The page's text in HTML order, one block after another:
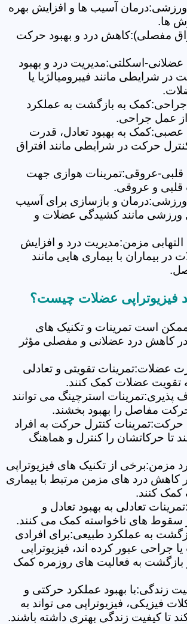
آسیب ها و افزایش بهره
ها.
مفصلی):کاهش درد و بهبود حرکت
عضلانی-اسکلتی:مدیریت درد و بهبود
در شرایطی مانند فیبرومیالژیا یا
به بازگشت به عملکرد
عمل جراحی.
عصبی:کمک به بهبود تعادل، قدرت
حرکت در شرایطی مانند افتراق
قلبی-عروقی:تمرینات هوازی جهت
قلبی و عروقی.
و بازسازی برای آسیب
ورزشی مانند کشیدگی عضلات و
التهابی مزمن:مدیریت درد و افزایش
بیماران با بیماری هایی مانند
فیزیوتراپی عضلات چیست؟
است تمرینات و تکنیک های
در کاهش درد عضلانی و مفصلی مؤثر
عضلات:تمرینات تقویتی و تعادلی
تقویت عضلات کمک کنند.
پذیری:تمرینات استرچینگ می توانند
مفاصل را بهبود بخشند.
حرکت:تمرینات کنترل حرکت به افراد
تا حرکاتشان را کنترل و هماهنگ
مزمن:برخی از تکنیک های فیزیوتراپی
کاهش درد های مزمن مرتبط با بیماری
کنند.
تعادلی به بهبود تعادل و
سقوط های ناخواسته کمک می کنند.
به عملکرد طبیعی:برای افرادی
جراحی عبور کرده اند، فیزیوتراپی
بازگشت به فعالیت های روزمره کمک
زندگی:با بهبود عملکرد حرکتی و
فیزیکی، فیزیوتراپی می تواند به
تا کیفیت زندگی بهتری داشته باشند.